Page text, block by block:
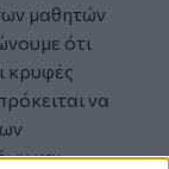
μαθητών
ότι
κρυφές
να
και